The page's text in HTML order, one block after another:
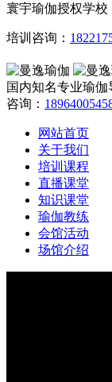
寰宇瑜伽授权学校
培训咨询：
国内知名专业瑜
咨询：
网站首页
关于我们
培训课程
直播课堂
知识课堂
瑜伽教练
会馆活动
场馆介绍